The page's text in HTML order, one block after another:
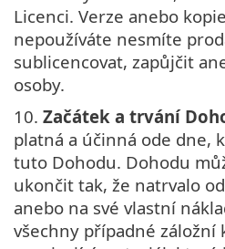
Licenci. Verze anebo
nepoužíváte nesmíte
sublicencovat, zapůjčit
osoby.
10. Začátek a trvání
platná a účinná ode dne,
tuto Dohodu. Dohodu
ukončit tak, že natrvalo
anebo na své vlastní
všechny případné záložní